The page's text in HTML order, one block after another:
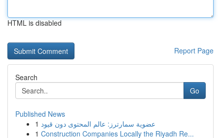
HTML is disabled
Report Page
Search
Go
Published News
1 عضوية سمارترز: عالم المحتوى دون قيود
1 Construction Companies Locally the Riyadh Re...